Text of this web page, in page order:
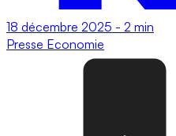
18 décembre 2025 - 2 min
Presse Economie